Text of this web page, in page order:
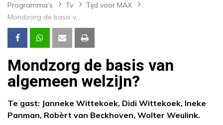
Programma’s Tv
Tijd voor MAX
Mondzorg de basis van algemeen welzijn?
Mondzorg de basis van
algemeen welzijn?
Te gast: Janneke Wittekoek, Didi Wittekoek, Ineke
Panman, Robèrt van Beckhoven, Wolter Weulink.